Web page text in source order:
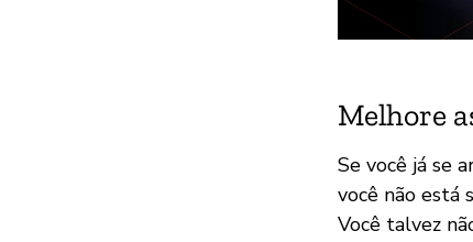
Melhore
Se você já se
você não está
Você talvez